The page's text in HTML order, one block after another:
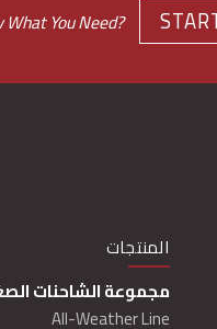
What You Need?
المنتجات
مجموعة الشاحنات
All-Weather Line